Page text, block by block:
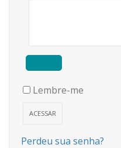
Lembre-me
ACESSAR
Perdeu sua senha?